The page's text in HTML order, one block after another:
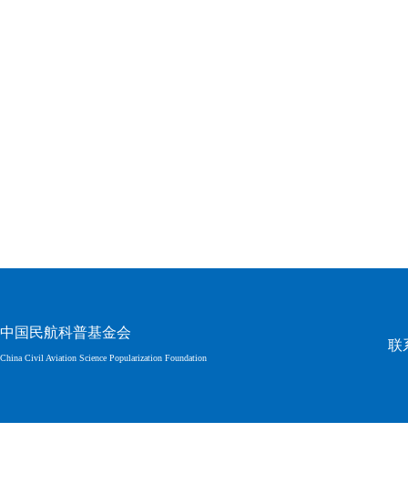
中国民航科普基金会
China Civil Aviation Science Popularization Foundation
联